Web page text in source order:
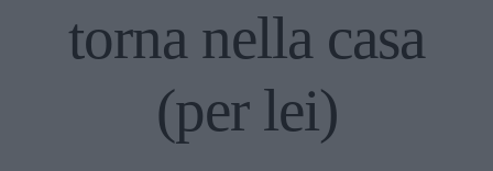
torna nella casa
(per lei)